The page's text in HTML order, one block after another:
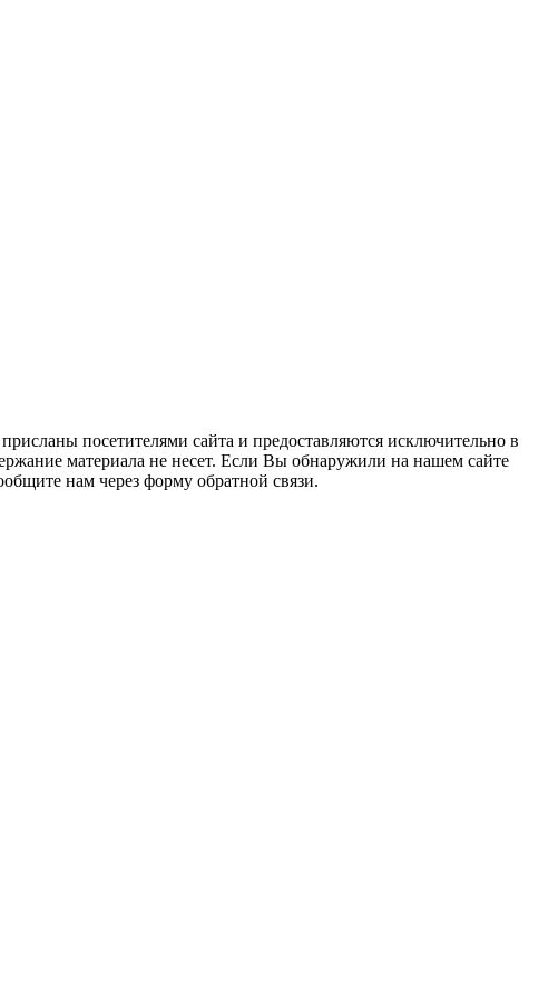
посетителями сайта и предоставляются исключительно в
материала не несет. Если Вы обнаружили на нашем сайте
нам через форму обратной связи.